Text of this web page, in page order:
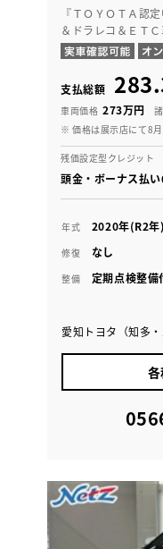
『ＴＯＹＯＴＡ認
＆ドラレコ＆ＥＴ
支払総額
車両価格 273万円
※ 価格は展示店にて8
残価設定型クレジット
頭金・ボーナス払
年式 2020年(R2年)
修復 なし
整備 定期点検整備
愛知トヨタ（知多